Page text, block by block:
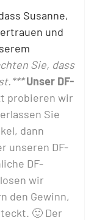
Susanne,
und
Sie, dass
Unser DF-
probieren wir
Sie
dann
unseren DF-
DF-
wir
den Gewinn,
🙂 Der